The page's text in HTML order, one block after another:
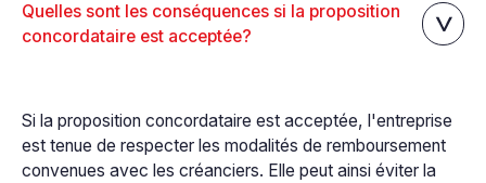
Quelles sont les conséquences si la proposition
concordataire est acceptée?
Si la proposition concordataire est acceptée, l'entreprise
est tenue de respecter les modalités de remboursement
convenues avec les créanciers. Elle peut ainsi éviter la